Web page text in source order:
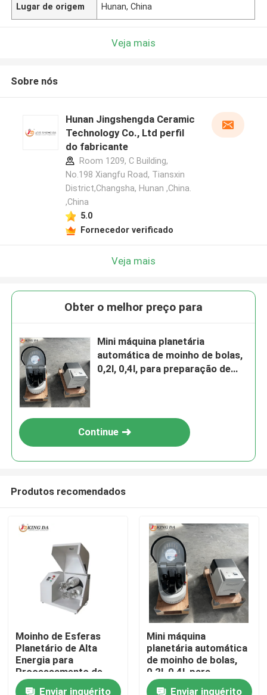
Produtos
Quem Somos
Lugar de origem Hunan, China
Veja mais
Sobre nós
Hunan Jingshengda Ceramic
Technology Co., Ltd perfil
do fabricante
Room 1209, C Building,
No.198 Xiangfu Road, Tiansxin
District,Changsha, Hunan ,China.
,China
5.0
Fornecedor verificado
Veja mais
Obter o melhor preço para
Mini máquina planetária
automática de moinho de bolas,
0,2l, 0,4l, para preparação de
Continue
Produtos recomendados
Moinho de Esferas
Planetário de Alta
Energia para
Processamento de
Materiais de
Enviar inquérito
Mini máquina
planetária automática
de moinho de bolas,
0,2l, 0,4l, para
preparação de nano
Enviar inquérito